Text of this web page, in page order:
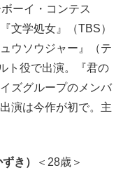
ーイ・コンテス
文学処女』（TBS）
ウソウジャー』（テ
ト役で出演。『君の
ズグループのメンバ
演は今作が初で。主
き） ＜28歳＞